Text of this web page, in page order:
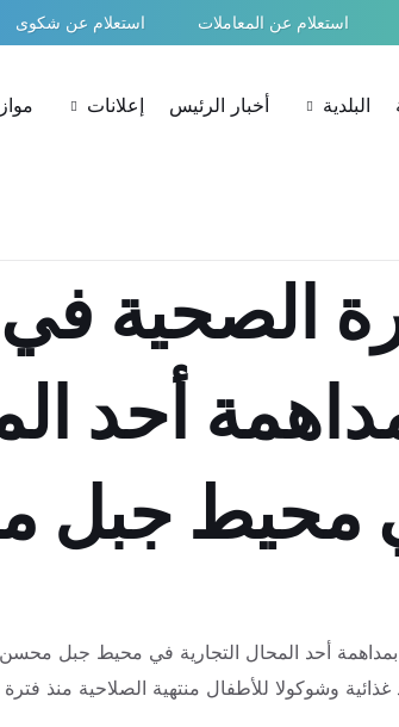
استعلام عن المعاملات استعلام عن شكوى
البلدية أخبار الرئيس إعلانات
الصحية في
أحد
في محيط
بمداهمة أحد المحال التجارية في محيط جبل
وشوكولا للأطفال منتهية الصلاحية منذ